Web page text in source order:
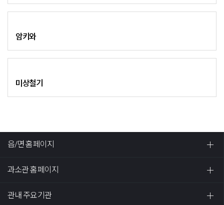
암키와
미상철기
읍/면 홈페이지
과소관 홈페이지
관내 주요기관